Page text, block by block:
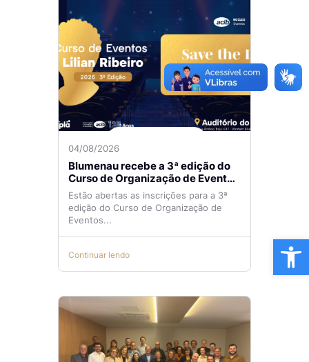
04/08/2026
Blumenau recebe a 3ª edição do
Curso de Organização de Eventos
Lilian Ribeiro
Estão abertas as inscrições para a 3ª
edição do Curso de Organização de
Eventos...
Continuar lendo